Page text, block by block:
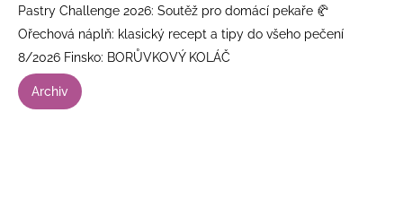
Pastry Challenge 2026: Soutěž pro domácí pekaře 🥐
Ořechová náplň: klasický recept a tipy do všeho pečení
8/2026 Finsko: BORŮVKOVÝ KOLÁČ
Archiv